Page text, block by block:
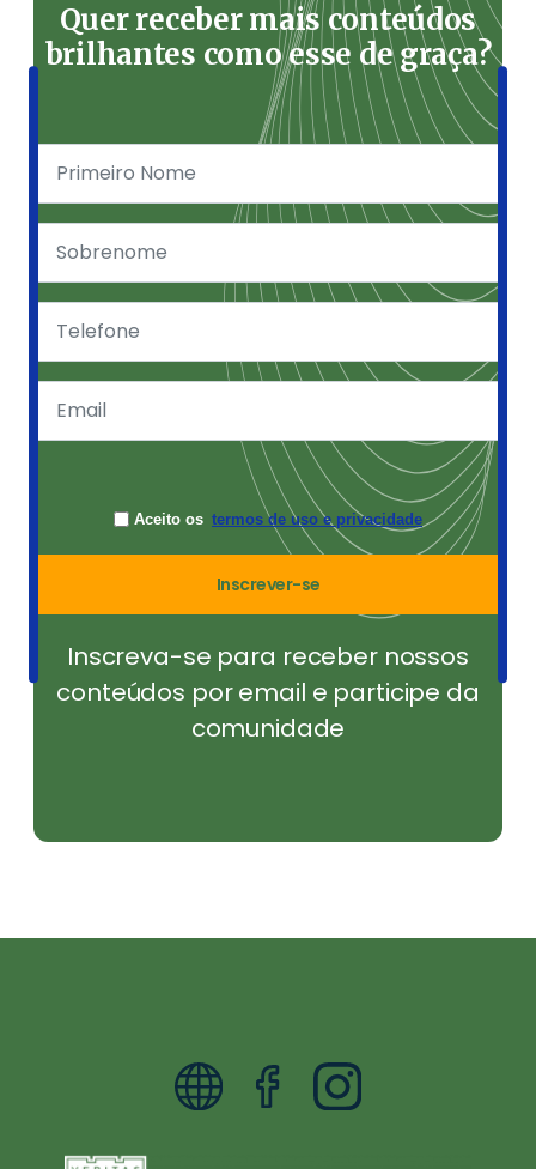
Quer receber mais conteúdos
brilhantes como esse de graça?
Aceito os termos de uso e privacidade
Inscrever-se
Inscreva-se para receber nossos
conteúdos por email e participe da
comunidade